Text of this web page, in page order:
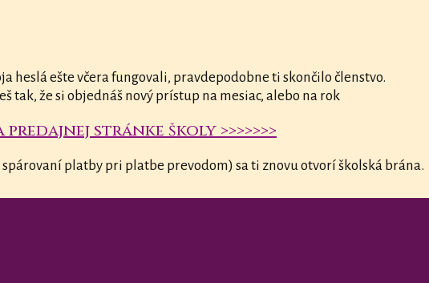
heslá ešte včera fungovali, pravdepodobne ti skončilo členstvo.
tak, že si objednáš nový prístup na mesiac, alebo na rok
stránke školy >>>>>>>
platby pri platbe prevodom) sa ti znovu otvorí školská brána.